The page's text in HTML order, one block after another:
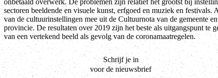
sectoren beeldende en visuele kunst, erfgoed en muziek en festivals.
van de cultuurinstellingen mee uit de Cultuurnota van de gemeente
provincie. De resultaten over 2019 zijn het beste als uitgangspunt te
van een vertekend beeld als gevolg van de coronamaatregelen.
Schrijf je in
voor de nieuwsbrief